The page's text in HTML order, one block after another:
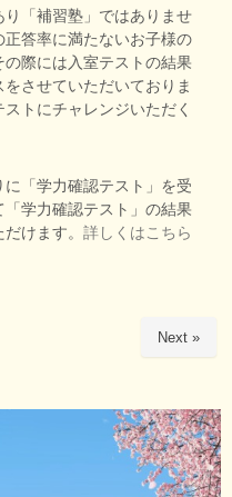
「補習塾」ではありませ
答率に満たないお子様の
際には入室テストの結果
させていただいておりま
トにチャレンジいただく
「学力確認テスト」を受
学力確認テスト」の結果
けます。 詳しくはこちら
Next »